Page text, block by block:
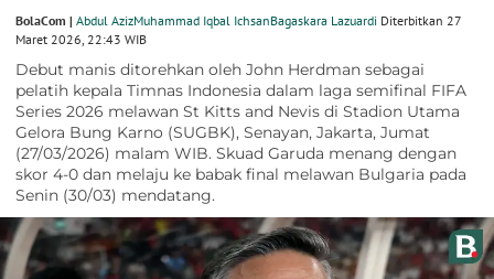
BolaCom | Abdul AzizMuhammad Iqbal IchsanBagaskara Lazuardi Diterbitkan 27
Maret 2026, 22:43 WIB
Debut manis ditorehkan oleh John Herdman sebagai
pelatih kepala Timnas Indonesia dalam laga semifinal FIFA
Series 2026 melawan St Kitts and Nevis di Stadion Utama
Gelora Bung Karno (SUGBK), Senayan, Jakarta, Jumat
(27/03/2026) malam WIB. Skuad Garuda menang dengan
skor 4-0 dan melaju ke babak final melawan Bulgaria pada
Senin (30/03) mendatang.